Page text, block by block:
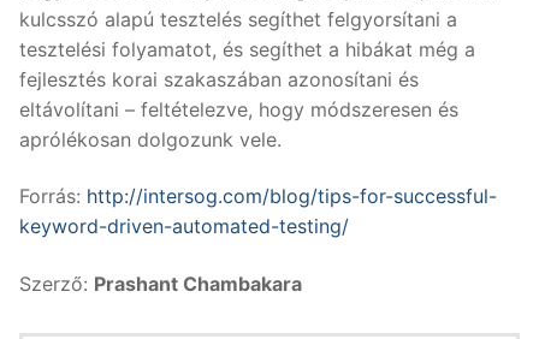
kulcsszó alapú tesztelés segíthet felgyorsítani a
tesztelési folyamatot, és segíthet a hibákat még a
fejlesztés korai szakaszában azonosítani és
eltávolítani – feltételezve, hogy módszeresen és
aprólékosan dolgozunk vele.
Forrás: http://intersog.com/blog/tips-for-successful-
keyword-driven-automated-testing/
Szerző: Prashant Chambakara